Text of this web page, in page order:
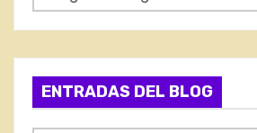
a
t
e
o
ENTRADAS DEL BLOG